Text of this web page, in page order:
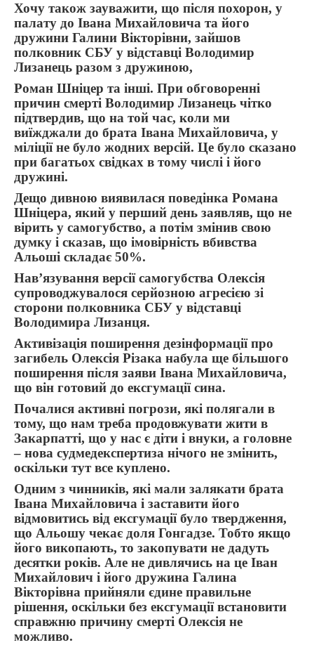
Хочу також зауважити, що після похорон, у
палату до Івана Михайловича та його
дружини Галини Вікторівни, зайшов
полковник СБУ у відставці Володимир
Лизанець разом з дружиною,
Роман Шніцер та інші. При обговоренні
причин смерті Володимир Лизанець чітко
підтвердив, що на той час, коли ми
виїжджали до брата Івана Михайловича, у
міліції не було жодних версій. Це було сказано
при багатьох свідках в тому числі і його
дружині.
Дещо дивною виявилася поведінка Романа
Шніцера, який у перший день заявляв, що не
вірить у самогубство, а потім змінив свою
думку і сказав, що імовірність вбивства
Альоші складає 50%.
Нав’язування версії самогубства Олексія
супроводжувалося серйозною агресією зі
сторони полковника СБУ у відставці
Володимира Лизанця.
Активізація поширення дезінформації про
загибель Олексія Різака набула ще більшого
поширення після заяви Івана Михайловича,
що він готовий до ексгумації сина.
Почалися активні погрози, які полягали в
тому, що нам треба продовжувати жити в
Закарпатті, що у нас є діти і внуки, а головне
– нова судмедекспертиза нічого не змінить,
оскільки тут все куплено.
Одним з чинників, які мали залякати брата
Івана Михайловича і заставити його
відмовитись від ексгумації було твердження,
що Альошу чекає доля Гонгадзе. Тобто якщо
його викопають, то закопувати не дадуть
десятки років. Але не дивлячись на це Іван
Михайлович і його дружина Галина
Вікторівна прийняли єдине правильне
рішення, оскільки без ексгумації встановити
справжню причину смерті Олексія не
можливо.